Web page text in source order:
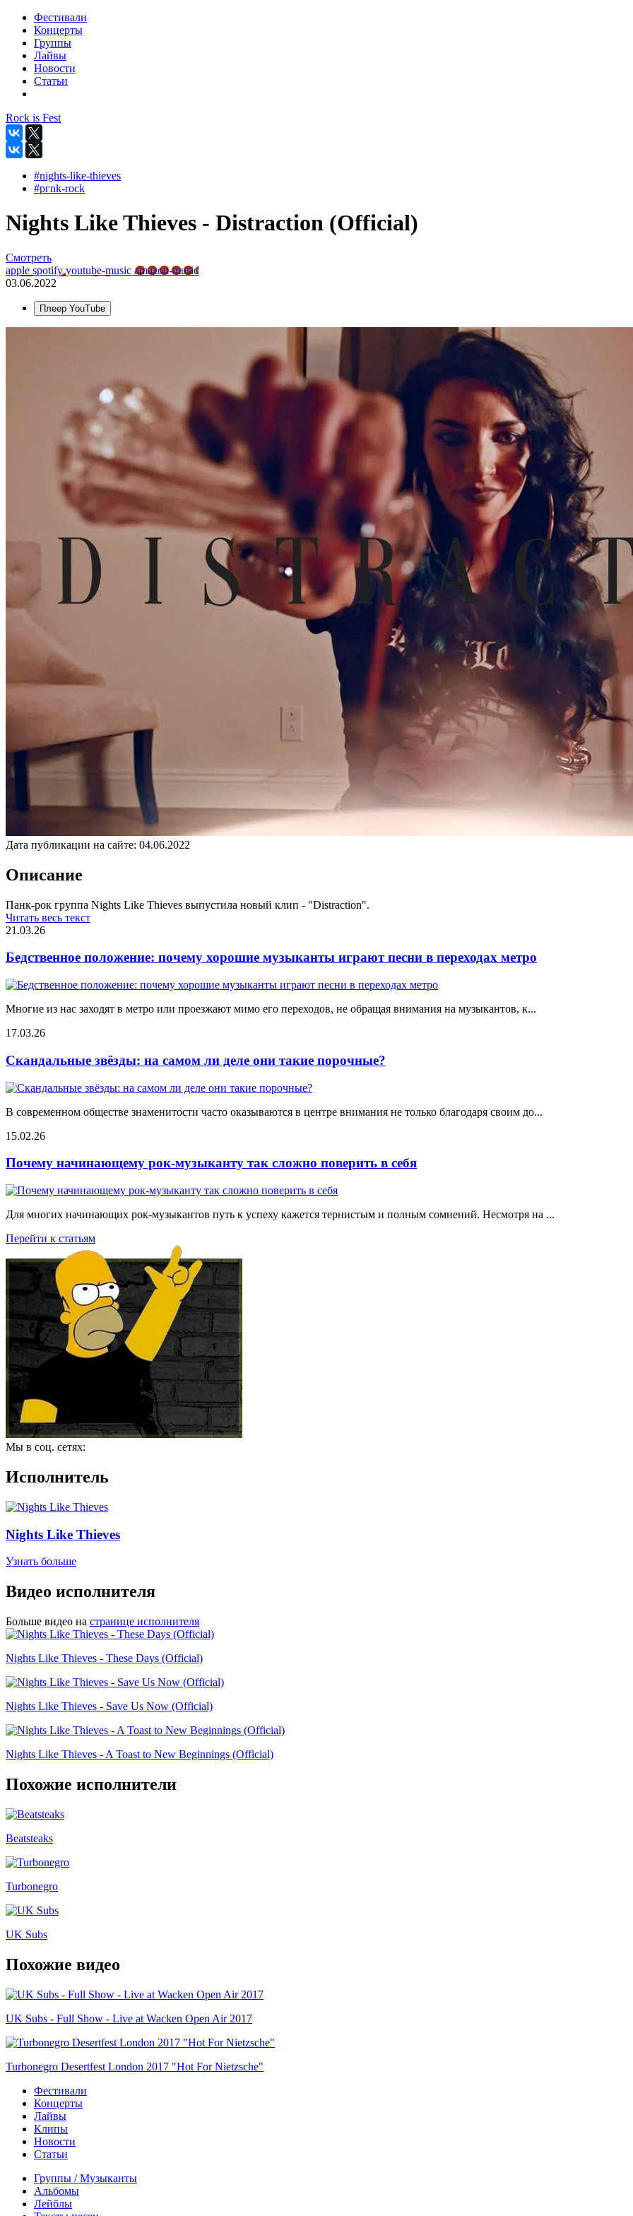
Фестивали
Концерты
Группы
Лайвы
Новости
Статьи
Rock is Fest
#nights-like-thieves
#pгnk-roсk
Nights Like Thieves - Distraction (Official)
Смотреть
apple spotifyyoutube-music amazon-music
03.06.2022
Плеер YouTube
Дата публикации на сайте: 04.06.2022
Описание
Панк-рок группа Nights Like Thieves выпустила новый клип - "Distraction".
Читать весь текст
21.03.26
Бедственное положение: почему хорошие музыканты играют песни в переходах метро
Многие из нас заходят в метро или проезжают мимо его переходов, не обращая внимания на музыкантов, к...
17.03.26
Скандальные звёзды: на самом ли деле они такие порочные?
В современном обществе знаменитости часто оказываются в центре внимания не только благодаря своим до...
15.02.26
Почему начинающему рок-музыканту так сложно поверить в себя
Для многих начинающих рок-музыкантов путь к успеху кажется тернистым и полным сомнений. Несмотря на ...
Перейти к статьям
Мы в соц. сетях:
Исполнитель
Nights Like Thieves
Узнать больше
Видео исполнителя
Больше видео на странице исполнителя
Nights Like Thieves - These Days (Official)
Nights Like Thieves - Save Us Now (Official)
Nights Like Thieves - A Toast to New Beginnings (Official)
Похожие исполнители
Beatsteaks
Turbonegro
UK Subs
Похожие видео
UK Subs - Full Show - Live at Wacken Open Air 2017
Turbonegro Desertfest London 2017 "Hot For Nietzsche"
Фестивали
Концерты
Лайвы
Клипы
Новости
Статьи
Группы / Музыканты
Альбомы
Лейблы